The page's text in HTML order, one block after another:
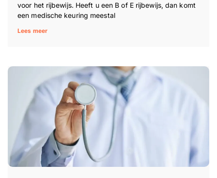
voor het rijbewijs. Heeft u een B of E rijbewijs, dan komt
een medische keuring meestal
Lees meer